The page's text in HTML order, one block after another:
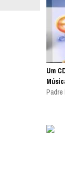
Um
Padre